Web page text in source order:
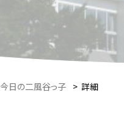
今日の二風谷っ子 > 詳細